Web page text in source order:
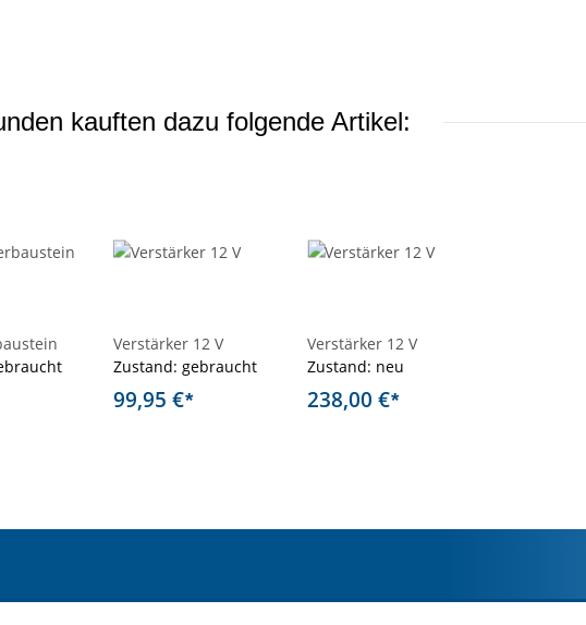
kauften dazu folgende Artikel:
Verstärker 12 V
Zustand: gebraucht
99,95 €*
Verstärker 12 V
Zustand: neu
238,00 €*